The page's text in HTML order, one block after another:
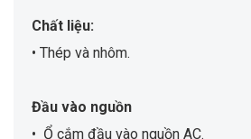
Chất liệu:
• Thép và nhôm.
Đầu vào nguồn
• Ổ cắm đầu vào nguồn AC.